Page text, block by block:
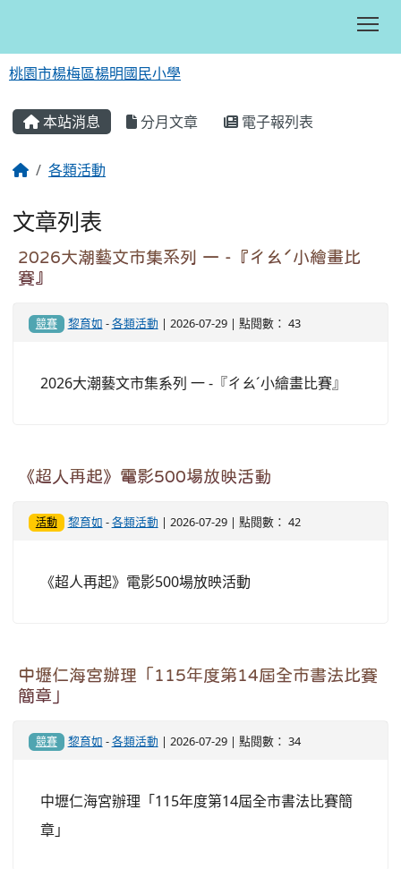
桃園市楊梅區楊明國民小學
本站消息 分月文章 電子報列表
各類活動
文章列表
2026大潮藝文市集系列 一 -『ㄔㄠˊ小繪畫比
賽』
競賽 黎育如 -各類活動 | 2026-07-29 | 點閱數： 43
2026大潮藝文市集系列 一 -『ㄔㄠˊ小繪畫比賽』
《超人再起》電影500場放映活動
活動 黎育如 -各類活動 | 2026-07-29 | 點閱數： 42
《超人再起》電影500場放映活動
中壢仁海宮辦理「115年度第14屆全市書法比賽
簡章」
競賽 黎育如 -各類活動 | 2026-07-29 | 點閱數： 34
中壢仁海宮辦理「115年度第14屆全市書法比賽簡
章」